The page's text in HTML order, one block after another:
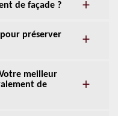
de façade ?
préserver
meilleur
de